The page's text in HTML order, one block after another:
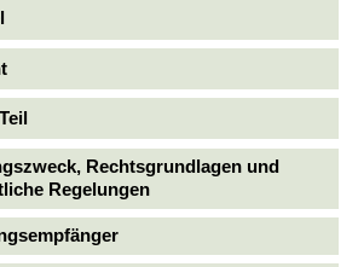
Rechtsgrundlagen und
Regelungen